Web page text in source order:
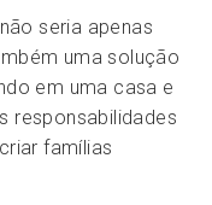
seria apenas
uma solução
em uma casa e
responsabilidades
famílias